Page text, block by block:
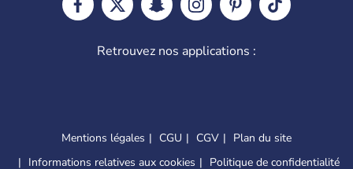
Retrouvez nos applications :
Mentions légales CGU CGV
Plan du site
Informations relatives aux cookies
Politique de confidentialité